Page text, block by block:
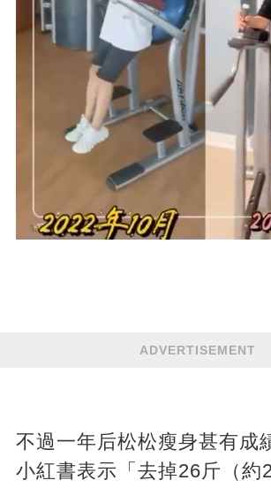
ADVERTISEMENT
不過一年后松松瘦身甚有成
小紅書表示「去掉26斤（約